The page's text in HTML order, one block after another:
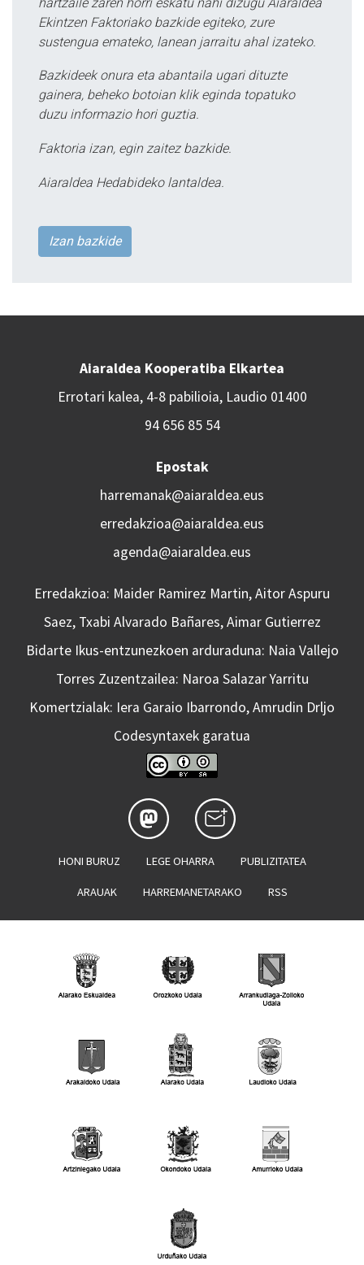
Ekintzen Faktoriako bazkide egiteko, zure
sustengua emateko, lanean jarraitu ahal izateko.
Bazkideek onura eta abantaila ugari dituzte
gainera, beheko botoian klik eginda topatuko
duzu informazio hori guztia.
Faktoria izan, egin zaitez bazkide.
Aiaraldea Hedabideko lantaldea.
Izan bazkide
Aiaraldea Kooperatiba Elkartea
Errotari kalea, 4-8 pabilioia, Laudio 01400
94 656 85 54
Epostak
harremanak@aiaraldea.eus
erredakzioa@aiaraldea.eus
agenda@aiaraldea.eus
Erredakzioa: Maider Ramirez Martin, Aitor Aspuru
Saez, Txabi Alvarado Bañares, Aimar Gutierrez
Bidarte Ikus-entzunezkoen arduraduna: Naia Vallejo
Torres Zuzentzailea: Naroa Salazar Yarritu
Komertzialak: Iera Garaio Ibarrondo, Amrudin Drljo
Codesyntaxek garatua
HONI BURUZ LEGE OHARRA PUBLIZITATEA
ARAUAK HARREMANETARAKO RSS